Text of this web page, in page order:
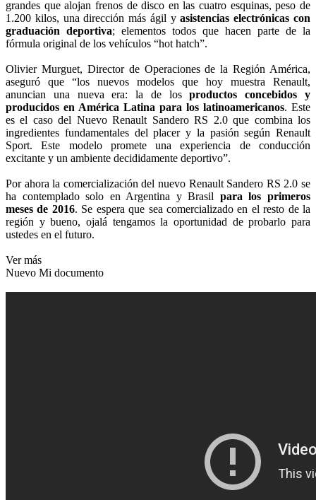
grandes que alojan frenos de disco en las cuatro esquinas, peso de
1.200 kilos, una dirección más ágil yasistencias electrónicas con
graduación deportiva; elementos todos que hacen parte de la
fórmula original de los vehículos “hot hatch”.
Olivier Murguet, Director de Operaciones de la Región América,
aseguró que “los nuevos modelos que hoy muestra Renault,
anuncian una nueva era: la de losproductos concebidos y
producidos en América Latina para los latinoamericanos. Este
es el caso del Nuevo Renault Sandero RS 2.0 que combina los
ingredientes fundamentales del placer y la pasión según Renault
Sport. Este modelo promete una experiencia de conducción
excitante y un ambiente decididamente deportivo”.
Por ahora la comercialización del nuevo Renault Sandero RS 2.0 se
ha contemplado solo en Argentina y Brasil para los primeros
meses de 2016. Se espera que sea comercializado en el resto de la
región y bueno, ojalá tengamos la oportunidad de probarlo para
ustedes en el futuro.
Ver más
Nuevo Mi documento